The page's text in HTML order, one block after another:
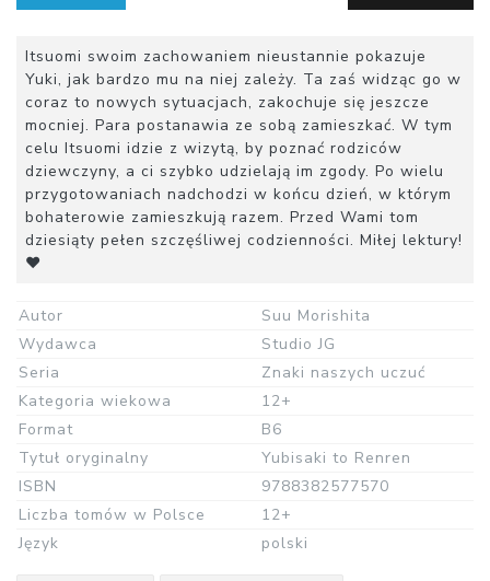
Itsuomi swoim zachowaniem nieustannie pokazuje
Yuki, jak bardzo mu na niej zależy. Ta zaś widząc go w
coraz to nowych sytuacjach, zakochuje się jeszcze
mocniej. Para postanawia ze sobą zamieszkać. W tym
celu Itsuomi idzie z wizytą, by poznać rodziców
dziewczyny, a ci szybko udzielają im zgody. Po wielu
przygotowaniach nadchodzi w końcu dzień, w którym
bohaterowie zamieszkują razem. Przed Wami tom
dziesiąty pełen szczęśliwej codzienności. Miłej lektury!
♥
Autor
Suu Morishita
Wydawca
Studio JG
Seria
Znaki naszych uczuć
Kategoria wiekowa
12+
Format
B6
Tytuł oryginalny
Yubisaki to Renren
ISBN
9788382577570
Liczba tomów w Polsce
12+
Język
polski